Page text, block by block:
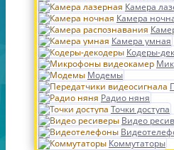
Камера
Камера
Камера умная
Кодеры-
Модемы
Радио няня
Точки доступа
Видео
Коммутаторы